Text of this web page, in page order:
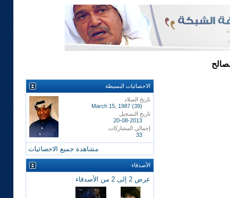
الاحصائيات البسيطة
تاريخ الميلاد
March 15, 1987 (39)
تاريخ التسجيل
20-08-2013
إجمالي المشاركات
33
مشاهدة جميع الاحصائيات
الأصدقاء
عرض 2 إلى 2 من الأصدقاء